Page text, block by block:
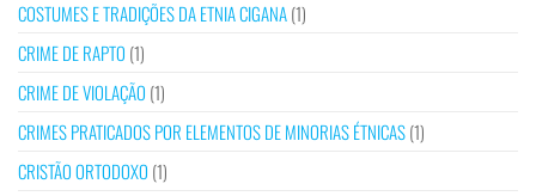
COSTUMES E TRADIÇÕES DA ETNIA CIGANA(1)
CRIME DE RAPTO (1)
CRIME DE VIOLAÇÃO (1)
CRIMES PRATICADOS POR ELEMENTOS DE MINORIAS ÉTNICAS(1)
CRISTÃO ORTODOXO (1)